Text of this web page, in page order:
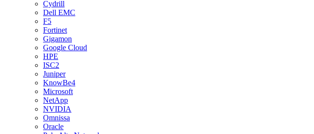
Cydrill
Dell EMC
F5
Fortinet
Gigamon
Google Cloud
HPE
ISC2
Juniper
KnowBe4
Microsoft
NetApp
NVIDIA
Omnissa
Oracle